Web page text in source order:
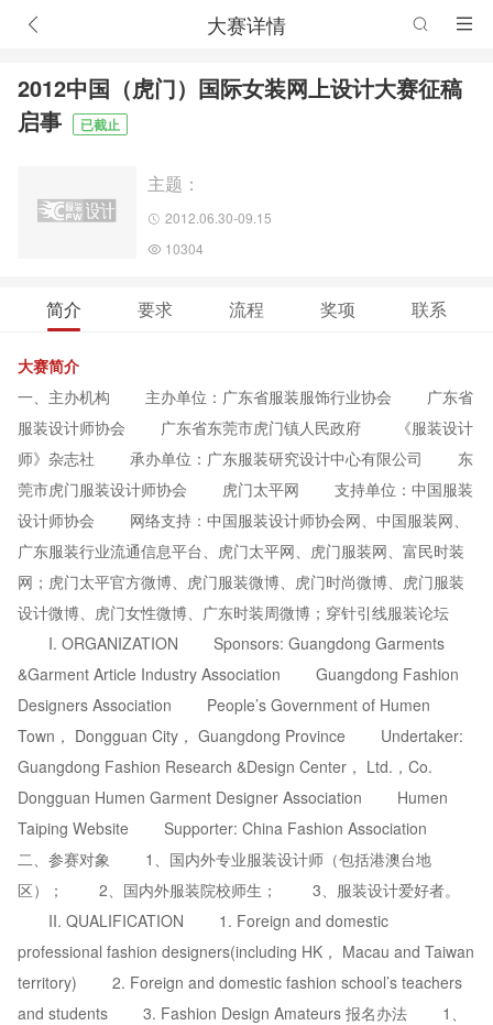
大赛详情
2012中国（虎门）国际女装网上设计大赛征稿
启事
已截止
主题：
2012.06.30-09.15
10304
简介 要求 流程 奖项 联系
大赛简介
一、主办机构 主办单位：广东省服装服饰行业协会 广东省
服装设计师协会 广东省东莞市虎门镇人民政府 《服装设计
师》杂志社 承办单位：广东服装研究设计中心有限公司 东
莞市虎门服装设计师协会 虎门太平网 支持单位：中国服装
设计师协会 网络支持：中国服装设计师协会网、中国服装网、
广东服装行业流通信息平台、虎门太平网、虎门服装网、富民时装
网；虎门太平官方微博、虎门服装微博、虎门时尚微博、虎门服装
设计微博、虎门女性微博、广东时装周微博；穿针引线服装论坛
I. ORGANIZATION Sponsors: Guangdong Garments
&Garment Article Industry Association Guangdong Fashion
Designers Association People’s Government of Humen
Town， Dongguan City， Guangdong Province Undertaker:
Guangdong Fashion Research &Design Center， Ltd.，Co.
Dongguan Humen Garment Designer Association Humen
Taiping Website Supporter: China Fashion Association
二、参赛对象 1、国内外专业服装设计师（包括港澳台地
区）； 2、国内外服装院校师生； 3、服装设计爱好者。
II. QUALIFICATION 1. Foreign and domestic
professional fashion designers(including HK， Macau and Taiwan
territory) 2. Foreign and domestic fashion school’s teachers
and students 3. Fashion Design Amateurs 报名办法 1、